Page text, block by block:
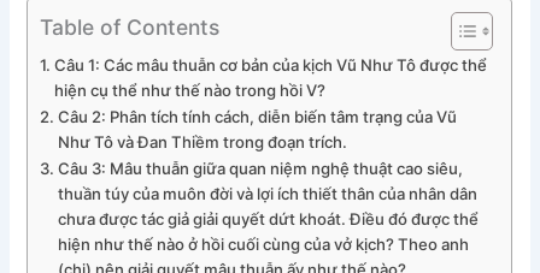
Table of Contents
Câu 1: Các mâu thuẫn cơ bản của kịch Vũ Như Tô được thể
hiện cụ thể như thế nào trong hồi V?
Câu 2: Phân tích tính cách, diễn biến tâm trạng của Vũ
Như Tô và Đan Thiềm trong đoạn trích.
Câu 3: Mâu thuẫn giữa quan niệm nghệ thuật cao siêu,
thuần túy của muôn đời và lợi ích thiết thân của nhân dân
chưa được tác giả giải quyết dứt khoát. Điều đó được thể
hiện như thế nào ở hồi cuối cùng của vở kịch? Theo anh